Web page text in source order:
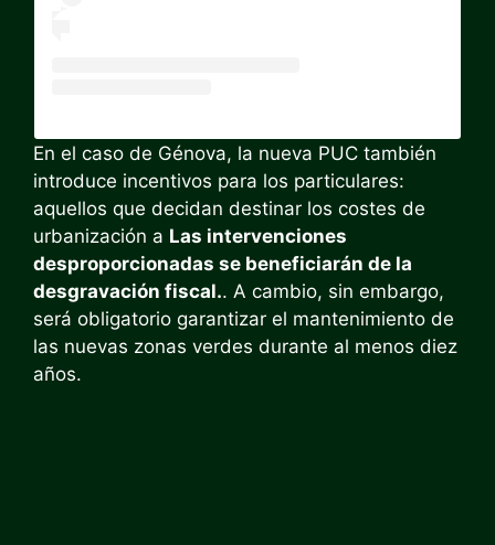
En el caso de Génova, la nueva PUC también
introduce incentivos para los particulares:
aquellos que decidan destinar los costes de
urbanización a Las intervenciones
desproporcionadas se beneficiarán de la
desgravación fiscal.. A cambio, sin embargo,
será obligatorio garantizar el mantenimiento de
las nuevas zonas verdes durante al menos diez
años.